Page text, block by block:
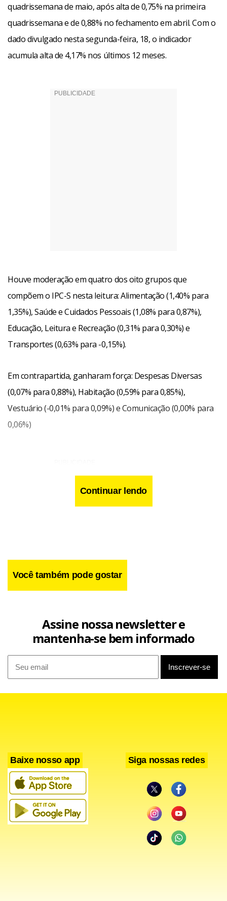
quadrissemana de maio, após alta de 0,75% na primeira
quadrissemana e de 0,88% no fechamento em abril. Com o
dado divulgado nesta segunda-feira, 18, o indicador
acumula alta de 4,17% nos últimos 12 meses.
Houve moderação em quatro dos oito grupos que
compõem o IPC-S nesta leitura: Alimentação (1,40% para
1,35%), Saúde e Cuidados Pessoais (1,08% para 0,87%),
Educação, Leitura e Recreação (0,31% para 0,30%) e
Transportes (0,63% para -0,15%).
Em contrapartida, ganharam força: Despesas Diversas
(0,07% para 0,88%), Habitação (0,59% para 0,85%),
Vestuário (-0,01% para 0,09%) e Comunicação (0,00% para
0,06%)
Influências
As maiores influências que puxaram o índice para baixo
Na outra ponta, puxaram o índice para cima batata inglesa
(9,20% para 19,05%), leite tipo longa vida (15,16% para
12,20%), perfume (6,08% para 6,52%), tarifa de eletricidade
residencial (1,08% para 2,23%) e serviços bancários (0,00%
Continuar lendo
Você também pode gostar
Assine nossa newsletter e
mantenha-se bem informado
Baixe nosso app Siga nossas redes